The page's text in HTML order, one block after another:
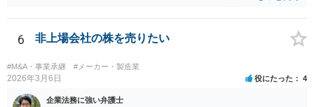
6 非上場会社の株を売りたい
#M&A・事業承継 #メーカー・製造業
2026年3月6日 役にたった 4
企業法務に強い弁護士